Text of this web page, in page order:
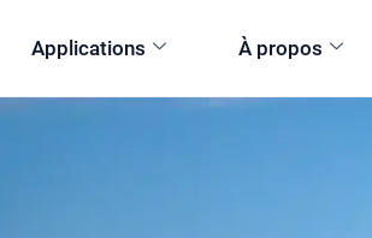
Applications À propos